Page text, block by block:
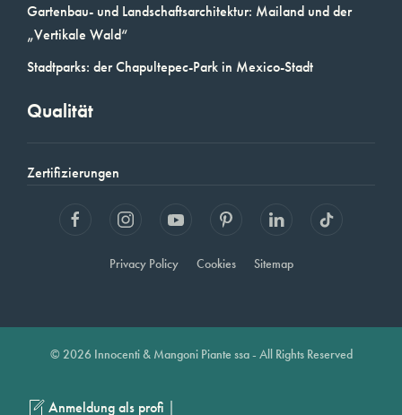
Gartenbau- und Landschaftsarchitektur: Mailand und der
„Vertikale Wald“
Stadtparks: der Chapultepec-Park in Mexico-Stadt
Qualität
Zertifizierungen
Privacy Policy Cookies Sitemap
© 2026 Innocenti & Mangoni Piante ssa - All Rights Reserved
Anmeldung als profi |